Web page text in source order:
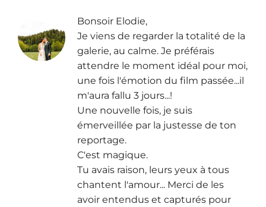
Bonsoir Elodie,
Je viens de regarder la totalité de la
galerie, au calme. Je préférais
attendre le moment idéal pour moi,
une fois l'émotion du film passée...il
m'aura fallu 3 jours...!
Une nouvelle fois, je suis
émerveillée par la justesse de ton
reportage.
C'est magique.
Tu avais raison, leurs yeux à tous
chantent l'amour... Merci de les
avoir entendus et capturés pour